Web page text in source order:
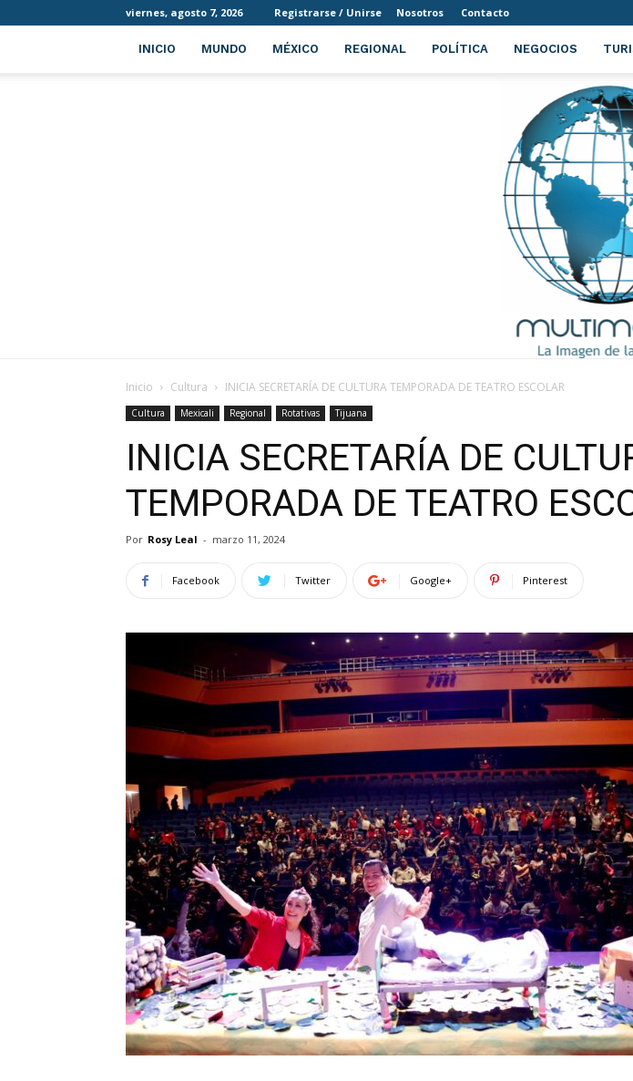
viernes, agosto 7, 2026 Registrarse / Unirse Nosotros Contacto
INICIO MUNDO MÉXICO REGIONAL POLÍTICA NEGOCIOS
Inicio Cultura INICIA SECRETARÍA DE CULTURA TEMPORADA DE TEATRO ESCOLAR
Cultura Mexicali Regional Rotativas Tijuana
INICIA SECRETARÍA DE
TEMPORADA DE TEATRO
Por Rosy Leal - marzo 11, 2024
Facebook Twitter Google+ Pinterest